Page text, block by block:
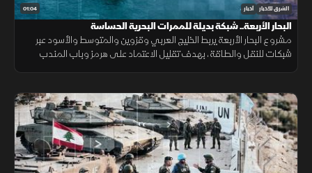
01:04 الشرق للأخبار أخبار
البحار الأربعة.. شبكة بديلة للممرات البحرية الحساسة
مشروع البحار الأربعة يربط الخليج العربي وقزوين والمتوسط والأسود عبر
شبكات للنقل والطاقة، بهدف تقليل الاعتماد على هرمز وباب المندب